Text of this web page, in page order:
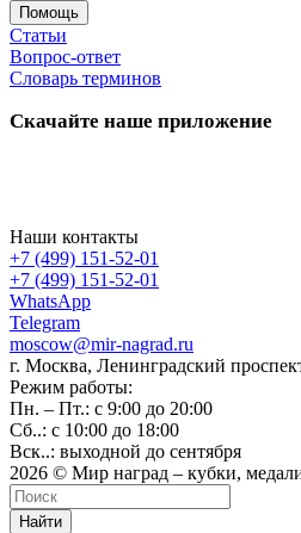
Помощь
Статьи
Вопрос-ответ
Словарь терминов
Скачайте наше приложение
Наши контакты
+7 (499) 151-52-01
+7 (499) 151-52-01
WhatsApp
Telegram
moscow@mir-nagrad.ru
г. Москва, Ленинградский
Режим работы:
Пн. – Пт.: с 9:00 до 20:00
Сб..: с 10:00 до 18:00
Вск..: выходной до сентября
2026 © Мир наград – кубки,
Найти